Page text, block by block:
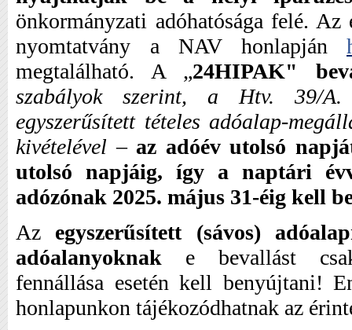
önkormányzati adóhatósága felé.
nyomtatvány a NAV honlapján
megtalálható. A „24HIPAK"
szabályok szerint, a Htv. 39/A.
egyszerűsített tételes adóalap-
kivételével – az adóév utolsó
utolsó napjáig, így a naptári
adózónak 2025. május 31-éig kell
Az egyszerűsített (sávos)
adóalanyoknak e bevallást
fennállása esetén kell benyújtani!
honlapunkon tájékozódhatnak az